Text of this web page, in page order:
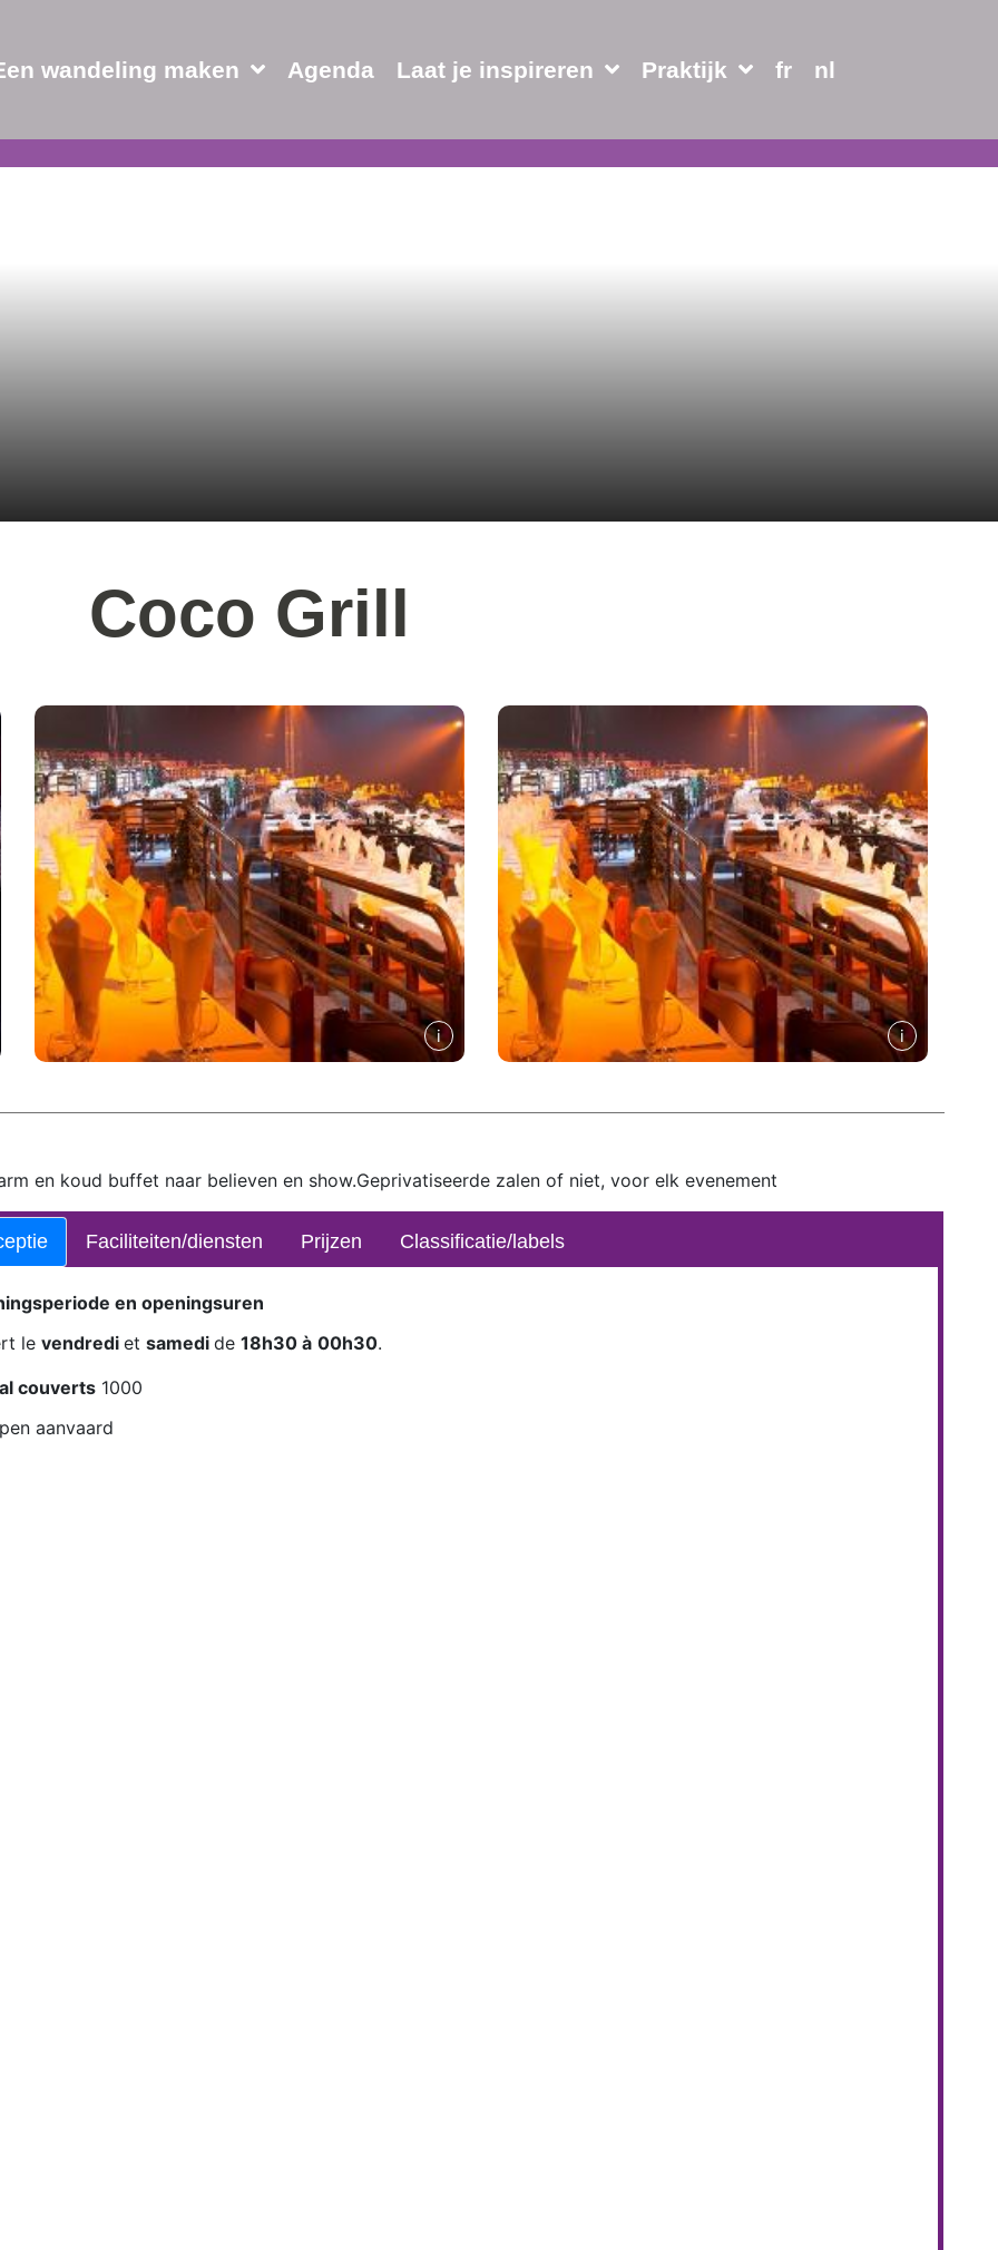
wandeling maken Agenda Laat je inspireren Praktijk fr nl
Coco Grill
en koud buffet naar believen en show.Geprivatiseerde zalen of niet, voor elk evenement
Faciliteiten/diensten Prijzen Classificatie/labels
en openingsuren
le vendredi et samedi de 18h30 à 00h30.
couverts 1000
aanvaard